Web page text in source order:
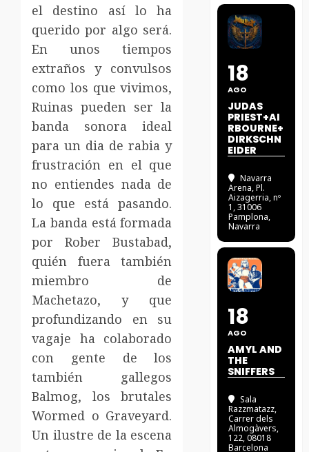
el destino así lo ha
querido por algo será.
En unos tiempos
extraños y convulsos
como los que vivimos,
Ruinas pueden ser la
banda sonora ideal
para un dia de rabia y
frustración en el que
no entiendes nada de
lo que está pasando.
La banda está formada
por Rober Bustabad,
quién fuera también
miembro de
Machetazo, y que
profundizando en su
vagaje ha colaborado
con gente de los
también gallegos
Balmog, los brutales
Wormed o Graveyard.
Un ilustre de la escena
18
AGO
JUDAS
PRIEST+AI
RBOURNE+
DIRKSCHN
EIDER
Navarra
Arena, Pl.
Aizagerria, nº
1, 31006
Pamplona,
Navarra
18
AGO
AMYL AND
THE
SNIFFERS
Sala
Razzmatazz,
Carrer dels
Almogàvers,
122, 08018
Barcelona